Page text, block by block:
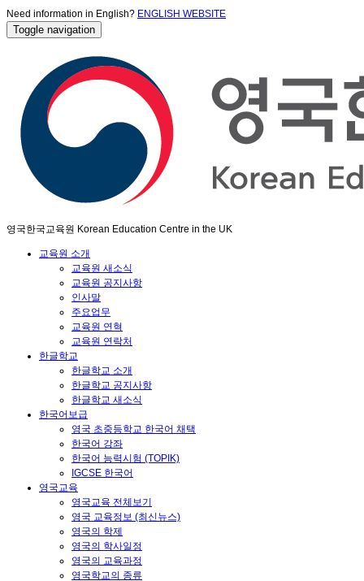
Need information in English? ENGLISH WEBSITE
Toggle navigation
영국한국교육원 Korean Education Centre in the UK
교육원 소개
교육원 새소식
교육원 공지사항
인사말
주요업무
교육원 연혁
교육원 연락처
한글학교
한글학교 소개
한글학교 공지사항
한글학교 새소식
한국어보급
영국 초중등학교 한국어 채택
한국어 강좌
한국어 능력시험 (TOPIK)
IGCSE 한국어
영국교육
영국교육 전체보기
영국 교육정보 (최신뉴스)
영국의 학제
영국의 학사일정
영국의 교육과정
영국학교의 종류